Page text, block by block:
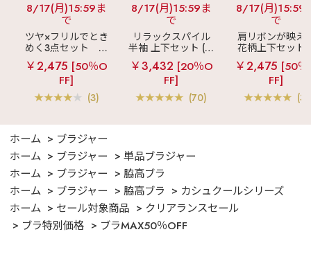
8/17(月)15:59ま
で
ツヤ×フリルでとき
めく3点セット
シ
ルキー ショートパ
ンツ 3点セット
￥2,475 [50％O
FF]
(3)
8/17(月)15:59ま
で
リラックスパイル
半袖 上下セット (男
女兼用サイズ)
￥3,432 [20％O
FF]
(70)
8/17(月)15:59
で
肩リボンが映え
花柄上下セット
メニーフラワー
ングパンツ 上下
ット
￥2,475 [50
FF]
(3)
ホーム
ブラジャー
ホーム
ブラジャー
単品ブラジャー
ホーム
ブラジャー
脇高ブラ
ホーム
ブラジャー 脇高ブラ
カシュクールシリーズ
ホーム
セール対象商品
クリアランスセール
ブラ特別価格
ブラMAX50％OFF